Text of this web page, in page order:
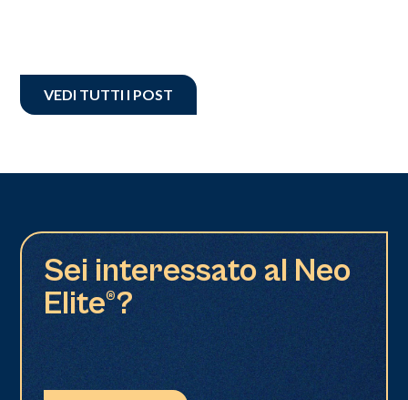
VEDI TUTTI I POST
Sei interessato al Neo
Elite®?